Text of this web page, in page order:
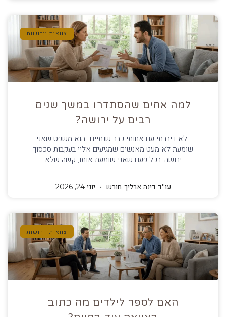
צוואות וירושות
למה אחים שהסתדרו במשך שנים
רבים על ירושה?
"לא דיברתי עם אחותי כבר שנתיים" הוא משפט שאני
שומעת לא מעט מאנשים שמגיעים אליי בעקבות סכסוך
ירושה. בכל פעם שאני שומעת אותו, קשה שלא
עו''ד דינה ארליך-חורש יוני 24, 2026
צוואות וירושות
האם לספר לילדים מה כתוב